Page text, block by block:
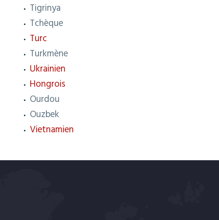
Tigrinya
Tchèque
Turc
Turkmène
Ukrainien
Hongrois
Ourdou
Ouzbek
Vietnamien